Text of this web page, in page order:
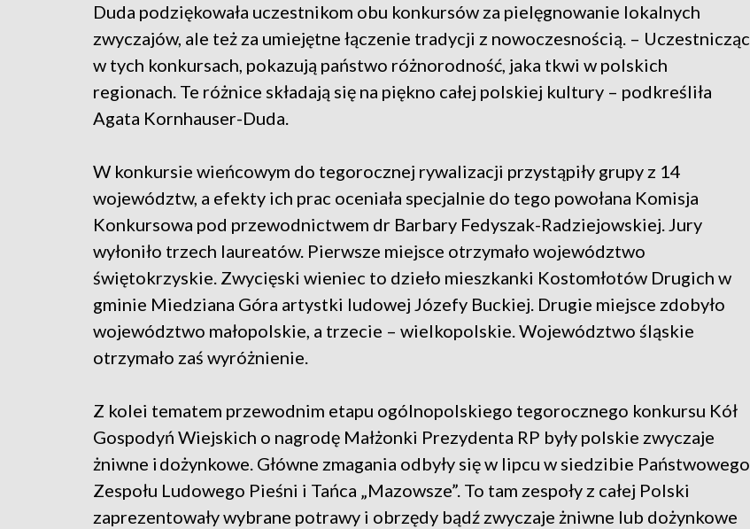
Duda podziękowała uczestnikom obu konkursów za pielęgnowanie lokalnych
zwyczajów, ale też za umiejętne łączenie tradycji z nowoczesnością. – Uczestnicząc
w tych konkursach, pokazują państwo różnorodność, jaka tkwi w polskich
regionach. Te różnice składają się na piękno całej polskiej kultury – podkreśliła
Agata Kornhauser-Duda.
W konkursie wieńcowym do tegorocznej rywalizacji przystąpiły grupy z 14
województw, a efekty ich prac oceniała specjalnie do tego powołana Komisja
Konkursowa pod przewodnictwem dr Barbary Fedyszak-Radziejowskiej. Jury
wyłoniło trzech laureatów. Pierwsze miejsce otrzymało województwo
świętokrzyskie. Zwycięski wieniec to dzieło mieszkanki Kostomłotów Drugich w
gminie Miedziana Góra artystki ludowej Józefy Buckiej. Drugie miejsce zdobyło
województwo małopolskie, a trzecie – wielkopolskie. Województwo śląskie
otrzymało zaś wyróżnienie.
Z kolei tematem przewodnim etapu ogólnopolskiego tegorocznego konkursu Kół
Gospodyń Wiejskich o nagrodę Małżonki Prezydenta RP były polskie zwyczaje
żniwne i dożynkowe. Główne zmagania odbyły się w lipcu w siedzibie Państwowego
Zespołu Ludowego Pieśni i Tańca „Mazowsze”. To tam zespoły z całej Polski
zaprezentowały wybrane potrawy i obrzędy bądź zwyczaje żniwne lub dożynkowe